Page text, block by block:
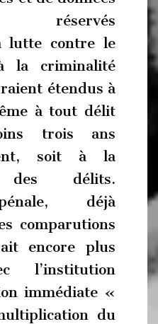
réservés
lutte contre le
la criminalité
étendus à
à tout délit
trois ans
soit à la
des délits.
déjà
comparutions
encore plus
l’institution
immédiate «
du